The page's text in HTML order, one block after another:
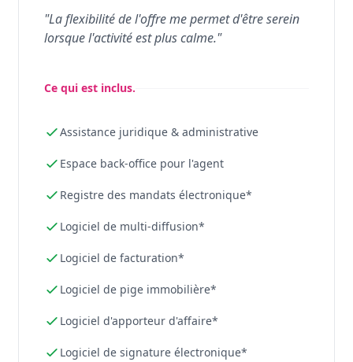
"La flexibilité de l'offre me permet d'être serein
lorsque l'activité est plus calme."
Ce qui est inclus.
Assistance juridique & administrative
Espace back-office pour l'agent
Registre des mandats électronique*
Logiciel de multi-diffusion*
Logiciel de facturation*
Logiciel de pige immobilière*
Logiciel d'apporteur d'affaire*
Logiciel de signature électronique*